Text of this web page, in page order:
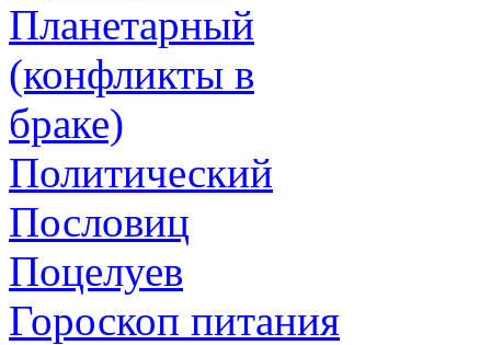
Планетарный
(конфликты в
браке)
Политический
Пословиц
Поцелуев
Гороскоп питания